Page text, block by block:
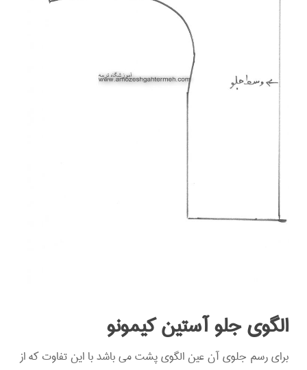
الگوی جلو آستین کیمونو
برای رسم جلوی آن عین الگوی پشت می باشد با این تفاوت که از